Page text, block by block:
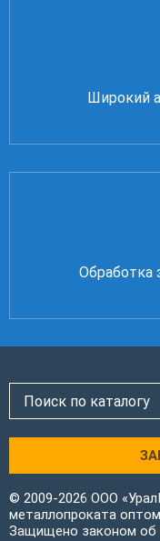
Широкий
Обработка
© 2009-2026 ООО
металлопроката
Защищено законом об